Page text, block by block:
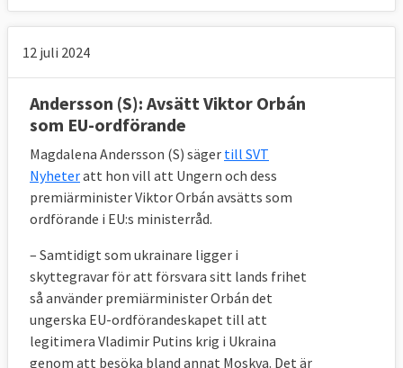
12 juli 2024
Andersson (S): Avsätt Viktor Orbán
som EU-ordförande
Magdalena Andersson (S) säger till SVT
Nyheteratt hon vill att Ungern och dess
premiärminister Viktor Orbán avsätts som
ordförande i EU:s ministerråd.
– Samtidigt som ukrainare ligger i
skyttegravar för att försvara sitt lands frihet
så använder premiärminister Orbán det
ungerska EU-ordförandeskapet till att
legitimera Vladimir Putins krig i Ukraina
genom att besöka bland annat Moskva. Det är